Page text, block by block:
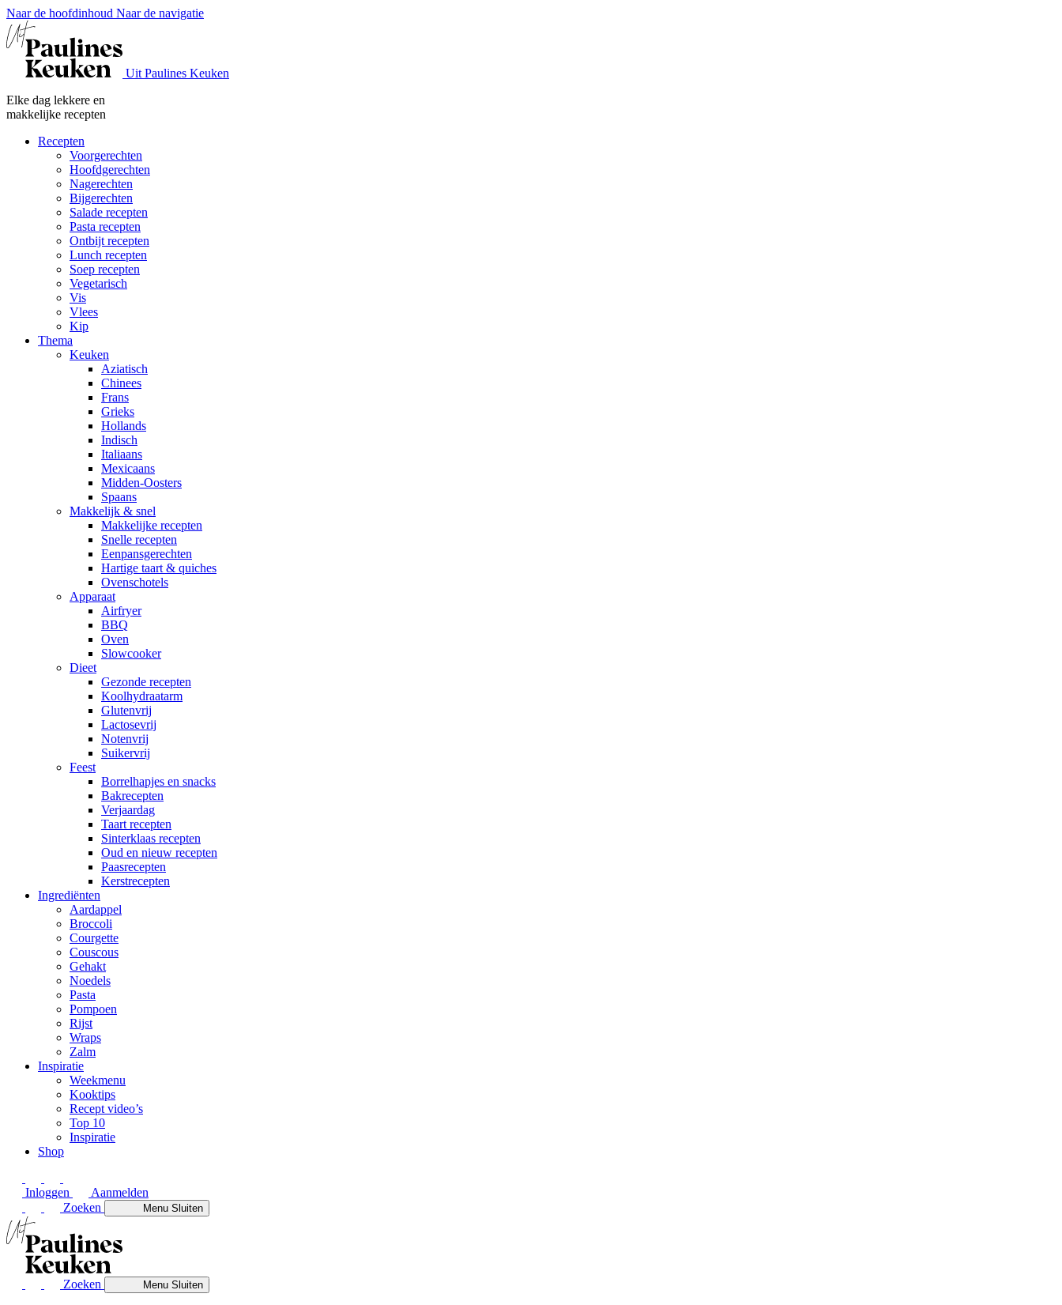
Naar de hoofdinhoud Naar de navigatie
Uit Paulines Keuken
Elke dag lekkere en
makkelijke recepten
Recepten
Voorgerechten
Hoofdgerechten
Nagerechten
Bijgerechten
Salade recepten
Pasta recepten
Ontbijt recepten
Lunch recepten
Soep recepten
Vegetarisch
Vis
Vlees
Kip
Thema
Keuken
Aziatisch
Chinees
Frans
Grieks
Hollands
Indisch
Italiaans
Mexicaans
Midden-Oosters
Spaans
Makkelijk & snel
Makkelijke recepten
Snelle recepten
Eenpansgerechten
Hartige taart & quiches
Ovenschotels
Apparaat
Airfryer
BBQ
Oven
Slowcooker
Dieet
Gezonde recepten
Koolhydraatarm
Glutenvrij
Lactosevrij
Notenvrij
Suikervrij
Feest
Borrelhapjes en snacks
Bakrecepten
Verjaardag
Taart recepten
Sinterklaas recepten
Oud en nieuw recepten
Paasrecepten
Kerstrecepten
Ingrediënten
Aardappel
Broccoli
Courgette
Couscous
Gehakt
Noedels
Pasta
Pompoen
Rijst
Wraps
Zalm
Inspiratie
Weekmenu
Kooktips
Recept video’s
Top 10
Inspiratie
Shop
Inloggen
Aanmelden
Zoeken
MenuSluiten
Zoeken MenuSluiten